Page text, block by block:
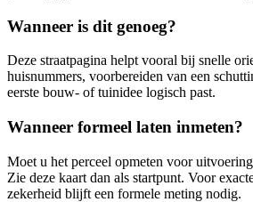
Wanneer is dit genoeg?
Deze straatpagina helpt vooral bij snelle
huisnummers, voorbereiden van een
eerste bouw- of tuinidee logisch past.
Wanneer formeel laten inmeten?
Moet u het perceel opmeten voor
Zie deze kaart dan als startpunt. Voor
zekerheid blijft een formele meting nodig.